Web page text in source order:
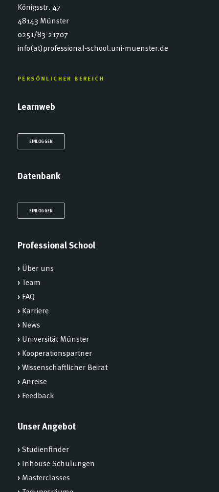
Königsstr. 47
48143 Münster
0251/83-21707
info(at)professional-school.uni-muenster.de
PERSÖNLICHER BEREICH
Learnweb
EINLOGGEN
Datenbank
EINLOGGEN
Professional School
› Über uns
› Team
› FAQ
› Karriere
› News
› Universität Münster
› Kooperationspartner
›Wissenschaftlicher Beirat
›Anreise
› Feedback
Unser Angebot
›Studienfinder
› Inhouse Schulungen
› Masterclasses